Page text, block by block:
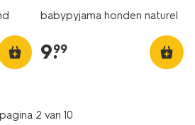
babypyjama honden naturel
9.
99
pagina 2 van 10